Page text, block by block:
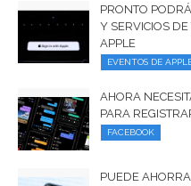
PRONTO
Y SERVICIOS
APPLE
EVENTOS DE
AHORA
PARA
FACEBOOK
PUEDE